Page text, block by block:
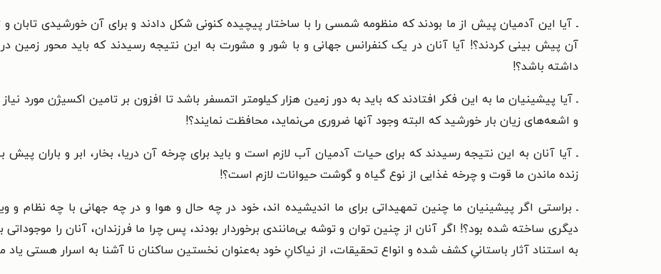
ـ آیا این آدمیان پیش از ما بودند که منظومه شمسی را با ساختار پیچیده کنونی شکل دادند و برای آن خورشیدی تابان
داشته باشد؟!
ـ آیا پیشینیان ما به این فکر افتادند که باید به دور زمین هزار کیلومتر اتمسفر باشد تا افزون بر تامین اکسیژن مورد
و اشعه‌های زیان بار خورشید که البته وجود آنها ضروری می‌نماید، محافظت نمایند؟!
ـ آیا آنان به این نتیجه رسیدند که برای حیات آدمیان آب لازم است و باید برای چرخه آن دریا، بخار، ابر و باران پیش
زنده ماندن ما قوت و چرخه غذایی از نوع گیاه و گوشت حیوانات لازم است؟!
ـ براستی اگر پیشینیان ما چنین تمهیداتی برای ما اندیشیده اند، خود در چه حال و هوا و در چه جهانی با چه نظام
دیگری ساخته شده بود؟! اگر آنان از چنین توان و توشه بی‌مانندی برخوردار بودند، پس چرا ما فرزندان، آنان را
به استناد آثار باستانیِ کشف شده و انواع تحقیقات، از نیاکانِ خود به‌عنوان نخستین ساکنان نا آشنا به اسرار هستی یاد